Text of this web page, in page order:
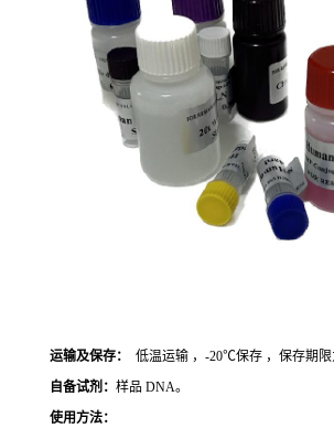
运输及保存：
低温运输 ，-20℃保存 ，保存期限
自备试剂： 样品 DNA。
使用方法：